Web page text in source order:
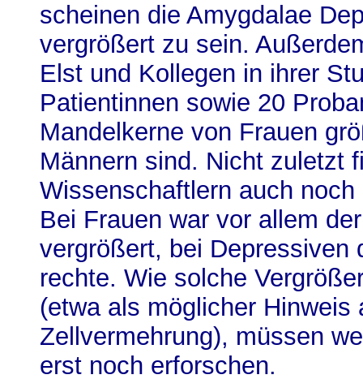
scheinen die Amygdalae
vergrößert zu sein.
Elst und Kollegen in ihrer
Patientinnen sowie 20
Mandelkerne von Frauen
Männern sind. Nicht zuletzt
Wissenschaftlern auch
Bei Frauen war vor allem
vergrößert, bei Depressiven
rechte. Wie solche
(etwa als möglicher Hinweis
Zellvermehrung), müssen
erst noch erforschen.